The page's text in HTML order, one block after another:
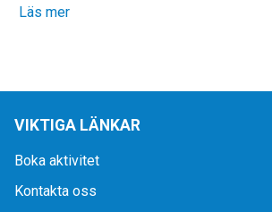
Läs mer
VIKTIGA LÄNKAR
Boka aktivitet
Kontakta oss